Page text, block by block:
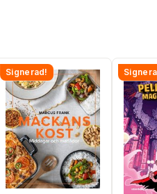
Signerad!